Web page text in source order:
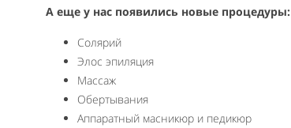
А еще у нас появились новые процедуры:
Солярий
Элос эпиляция
Массаж
Обертывания
Аппаратный маcникюр и педикюр